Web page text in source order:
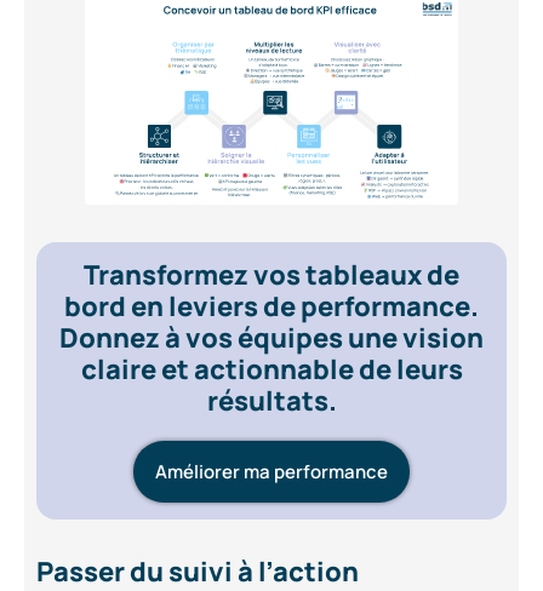
Transformez vos tableaux de
bord en leviers de performance.
Donnez à vos équipes une vision
claire et actionnable de leurs
résultats.
Améliorer ma performance
Passer du suivi à l’action